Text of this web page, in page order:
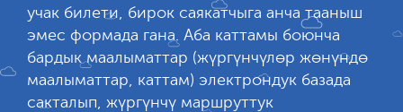
учак билети, бирок саякатчыга анча тааныш
эмес формада гана. Аба каттамы боюнча
бардык маалыматтар (жүргүнчүлөр жөнүндө
маалыматтар, каттам) электрондук базада
сакталып, жүргүнчү маршруттук